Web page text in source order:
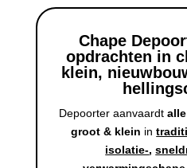
Chape
opdrachten in
klein,
Depoorter aanvaardt
groot & klein in
isolatie-,